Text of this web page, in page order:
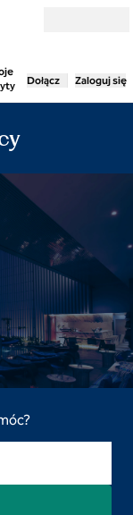
Dołącz Zaloguj się